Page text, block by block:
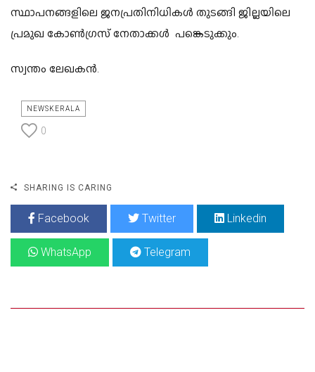
സ്ഥാപനങ്ങളിലെ ജനപ്രതിനിധികള്‍ തുടങ്ങി ജില്ലയിലെ
പ്രമുഖ കോണ്‍ഗ്രസ് നേതാക്കള്‍ പങ്കെടുക്കും.
സ്വന്തം ലേഖകൻ.
NEWSKERALA
0
SHARING IS CARING
Facebook Twitter Linkedin
WhatsApp Telegram